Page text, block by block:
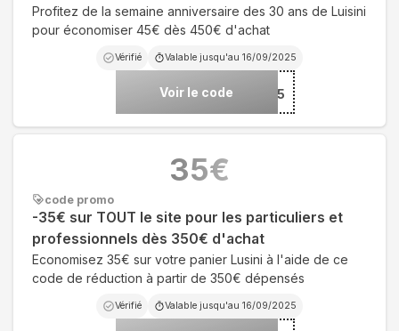
Profitez de la semaine anniversaire des 30 ans de Luisini
pour économiser 45€ dès 450€ d'achat
Vérifié Valable jusqu'au 16/09/2025
Voir le code***I3FR25
code promo
-35€ sur TOUT le site pour les particuliers et
professionnels dès 350€ d'achat
Economisez 35€ sur votre panier Lusini à l'aide de ce
code de réduction à partir de 350€ dépensés
Vérifié Valable jusqu'au 16/09/2025
35€